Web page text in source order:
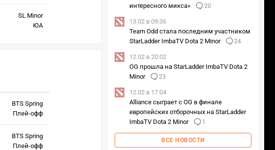
SL Minor
ЮА
BTS Spring
Плей-офф
BTS Spring
Плей-офф
интересного микса»
20
13.02 в 09:36
Team Odd стала последним участником
StarLadder ImbaTV Dota 2 Minor
24
12.02 в 20:02
OG прошла на StarLadder ImbaTV Dota 2
Minor
23
12.02 в 17:04
Alliance сыграет с OG в финале
европейских отборочных на StarLadder
ImbaTV Dota 2 Minor
1
ВСЕ НОВОСТИ